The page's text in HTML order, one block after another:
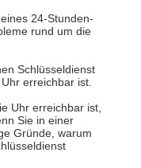
24-Stunden-
rund um die
Schlüsseldienst
erreichbar ist.
Uhr erreichbar ist,
Sie in einer
Gründe, warum